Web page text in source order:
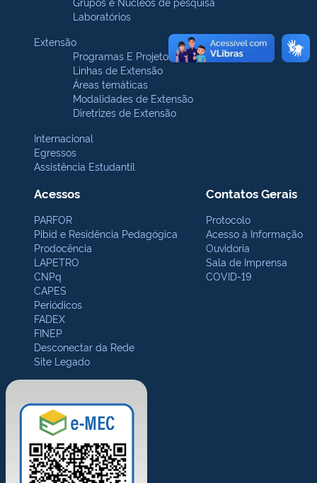
Laboratórios
Extensão
Programas E Projetos
Linhas de Extensão
Áreas temáticas
Modalidades de Extensão
Diretrizes de Extensão
Internacional
Egressos
Assistência Estudantil
Acessos
PARFOR
Pibid e Residência Pedagógica
Prodocência
LAPETRO
CNPq
CAPES
Periódicos
FADEX
FINEP
Desconectar da Rede
Site Legado
Contatos Gerais
Protocolo
Acesso à Informação
Ouvidoria
Sala de Imprensa
COVID-19